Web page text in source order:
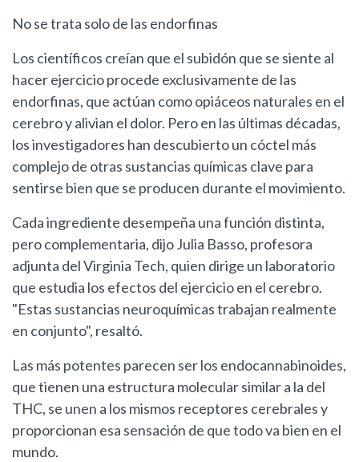
No se trata solo de las endorfinas
Los científicos creían que el subidón que se siente al
hacer ejercicio procede exclusivamente de las
endorfinas, que actúan como opiáceos naturales en el
cerebro y alivian el dolor. Pero en las últimas décadas,
los investigadores han descubierto un cóctel más
complejo de otras sustancias químicas clave para
sentirse bien que se producen durante el movimiento.
Cada ingrediente desempeña una función distinta,
pero complementaria, dijo Julia Basso, profesora
adjunta del Virginia Tech, quien dirige un laboratorio
que estudia los efectos del ejercicio en el cerebro.
"Estas sustancias neuroquímicas trabajan realmente
en conjunto", resaltó.
Las más potentes parecen ser los endocannabinoides,
que tienen una estructura molecular similar a la del
THC, se unen a los mismos receptores cerebrales y
proporcionan esa sensación de que todo va bien en el
mundo.